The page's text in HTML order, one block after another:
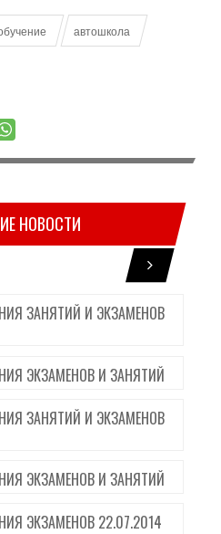
автошкола
НОВОСТИ
ЗАНЯТИЙ И ЭКЗАМЕНОВ
ЭКЗАМЕНОВ И ЗАНЯТИЙ
ЗАНЯТИЙ И ЭКЗАМЕНОВ
ЭКЗАМЕНОВ И ЗАНЯТИЙ
ЭКЗАМЕНОВ 22.07.2014